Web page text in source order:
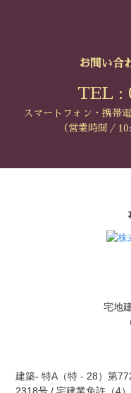
お問い合
TEL :
スマートフォン・携帯
（営業時間／
宅地
建築- 特A（特 - 28）第